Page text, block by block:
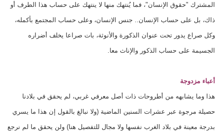
المشترك "حقوق الإنسان"، فما يُنتهك منها لا ينتهك على حساب هذا الطرف أو
ذاك، بل على حساب الإنسان.. جنس الإنسان، وعلى حساب المجتمع بأكمله،
وكل صراع يدور تحت عنوان الذكورة والأنوثة، بات صراعا يخلف أضراره
الجسيمة على حساب الذكور والإناث معا.
أعباء مزدوجة
هذا وما يشابهه من أطروحات ذات أصل معرفي غربي، لم يحقق في بلادنا
حصيلة مرجوة عبر عشرات السنين الماضية (ولا نبالغ بالقول إن هذا ما يسري
بدرجة معينة في بلاد الغرب نفسها ولا مجال للتفصيل هنا) ولن يحقق ما لم نرجع